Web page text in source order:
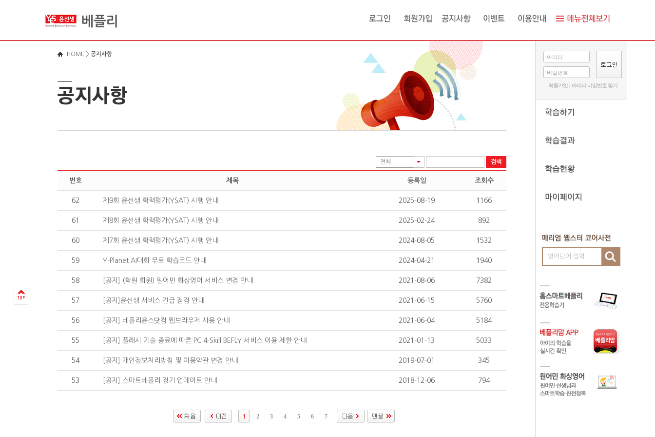
HOME > 공지사항
전체
번호 제목 등록일 조회수
62 제9회 윤선생 학력평가(YSAT) 시행 안내 2025-08-19 1166
61 제8회 윤선생 학력평가(YSAT) 시행 안내 2025-02-24 892
60 제7회 윤선생 학력평가(YSAT) 시행 안내 2024-08-05 1532
59 Y-Planet AI대화 무료 학습코드 안내 2024-04-21 1940
58 [공지] (학원 회원) 원어민 화상영어 서비스 변경 안내 2021-08-06 7382
57 [공지]윤선생 서비스 긴급 점검 안내 2021-06-15 5760
56 [공지] 베플리윤스닷컴 웹브라우저 사용 안내 2021-06-04 5184
55 [공지] 플래시 기술 종료에 따른 PC 4-Skill BEFLY 서비스 이용 제한 안내 2021-01-13 5033
54 [공지] 개인정보처리방침 및 이용약관 변경 안내 2019-07-01 345
53 [공지] 스마트베플리 정기 업데이트 안내 2018-12-06 794
1 2 3 4 5 6 7
아이디
비밀번호
회원가입 | 아이디 비밀번호 찾기
영어단어 입력